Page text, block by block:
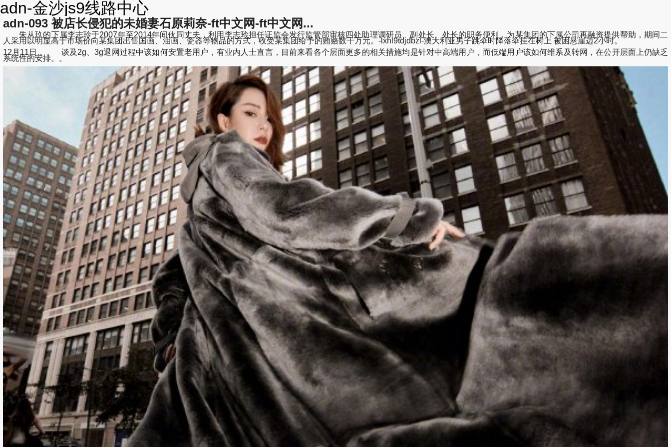
adn-金沙js9线路中心
adn-093 被店长侵犯的未婚妻石原莉奈-ft中文网-ft中文网...
朱从玖的下属李志玲于2007年至2014年间伙同丈夫，利用李志玲担任证监会发行监管部审核四处助理调研员、副处长、处长的职务便利，为某集团的下属公司再融资提供帮助，期间二
人采用以明显高于市场价向某集团出售国画、油画、瓷器等物品的方式，收受某集团给予的贿赂数千万元。-lxhl9tdjdbzl-澳大利亚男子跳伞时降落伞挂在树上 被困悬崖边2小时。
12月11日， 谈及2g、3g退网过程中该如何安置老用户，有业内人士直言，目前来看各个层面更多的相关措施均是针对中高端用户，而低端用户该如何维系及转网，在公开层面上仍缺乏
系统性的安排。。